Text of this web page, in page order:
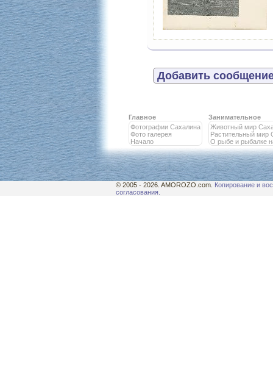
Добавить
Главное
Фотографии Сахалина
Фото галерея
Начало
Занимательное
Животный мир
Растительный мир
О рыбе и рыбалке
© 2005 - 2026. AMOROZO.com. Копирование и
согласования.